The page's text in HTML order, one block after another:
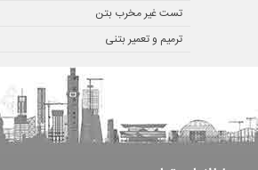
تست غیر مخرب بتن
ترمیم و تعمیر بتنی